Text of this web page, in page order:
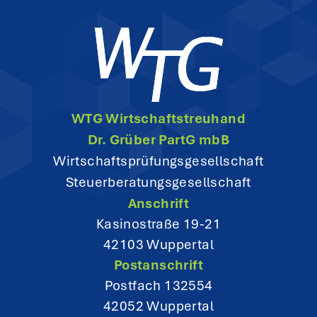
WTG Wirtschaftstreuhand
Dr. Grüber PartG mbB
Wirtschaftsprüfungsgesellschaft
Steuerberatungsgesellschaft
Anschrift
Kasinostraße 19-21
42103 Wuppertal
Postanschrift
Postfach 132554
42052 Wuppertal